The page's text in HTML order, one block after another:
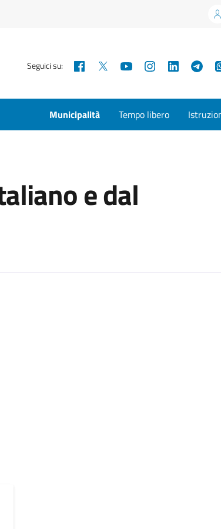
Seguici su: Facebook YouTubeInstagramLinkedIn
Municipalità Tempo libero
e dal